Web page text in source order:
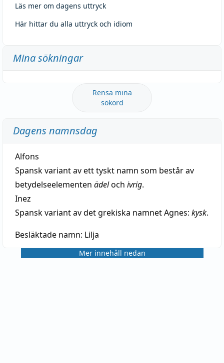
Läs mer om dagens uttryck
Här hittar du alla uttryck och idiom
Mina sökningar
Rensa mina
sökord
Dagens namnsdag
Alfons
Spansk variant av ett tyskt namn som består av
betydelseelementen ädeloch ivrig.
Inez
Spansk variant av det grekiska namnet Agnes: kysk.
Besläktade namn: Lilja
Mer innehåll nedan